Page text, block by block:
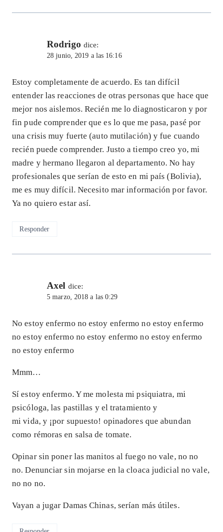
Rodrigo dice:
28 junio, 2019 a las 16:16
Estoy completamente de acuerdo. Es tan difícil
entender las reacciones de otras personas que hace que
mejor nos aislemos. Recién me lo diagnosticaron y por
fin pude comprender que es lo que me pasa, pasé por
una crisis muy fuerte (auto mutilación) y fue cuando
recién puede comprender. Justo a tiempo creo yo, mi
madre y hermano llegaron al departamento. No hay
profesionales que serían de esto en mi país (Bolivia),
me es muy difícil. Necesito mar información por favor.
Ya no quiero estar así.
Responder
Axel dice:
5 marzo, 2018 a las 0:29
No estoy enfermo no estoy enfermo no estoy enfermo
no estoy enfermo no estoy enfermo no estoy enfermo
no estoy enfermo
Mmm…
Sí estoy enfermo. Y me molesta mi psiquiatra, mi
psicóloga, las pastillas y el tratamiento y
mi vida, y ¡por supuesto! opinadores que abundan
como rémoras en salsa de tomate.
Opinar sin poner las manitos al fuego no vale, no no
no. Denunciar sin mojarse en la cloaca judicial no vale,
no no no.
Vayan a jugar Damas Chinas, serían más útiles.